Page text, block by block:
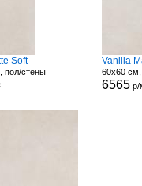
Soft
пол/стены
Vanilla
60x60
6565 р/